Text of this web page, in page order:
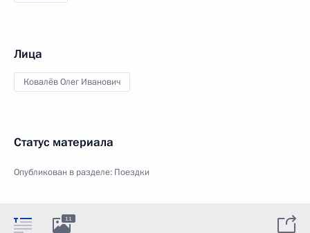
Лица
Ковалёв Олег Иванович
Статус материала
Опубликован в разделе: Поездки
11